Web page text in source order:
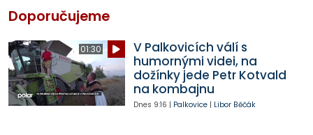
Doporučujeme
01:30
V Palkovicích válí s
humornými videi, na
dožínky jede Petr Kotvald
na kombajnu
Dnes 9:16 | Palkovice| Libor Běčák